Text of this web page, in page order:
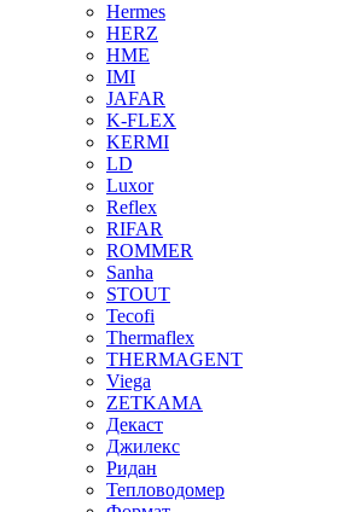
Hermes
HERZ
HME
IMI
JAFAR
K-FLEX
KERMI
LD
Luxor
Reflex
RIFAR
ROMMER
Sanha
STOUT
Tecofi
Thermaflex
THERMAGENT
Viega
ZETKAMA
Декаст
Джилекс
Ридан
Тепловодомер